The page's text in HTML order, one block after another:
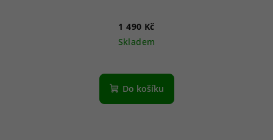
1 490 Kč
Skladem
Do košíku